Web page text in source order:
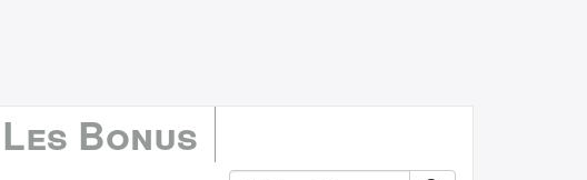
Les Bonus